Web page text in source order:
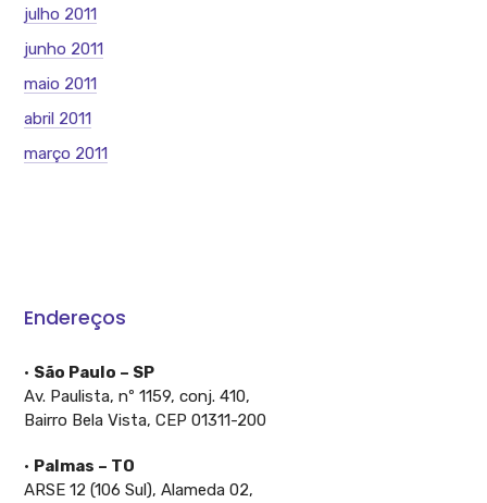
julho 2011
junho 2011
maio 2011
abril 2011
março 2011
Endereços
• São Paulo – SP
Av. Paulista, nº 1159, conj. 410,
Bairro Bela Vista, CEP 01311-200
• Palmas – TO
ARSE 12 (106 Sul), Alameda 02,